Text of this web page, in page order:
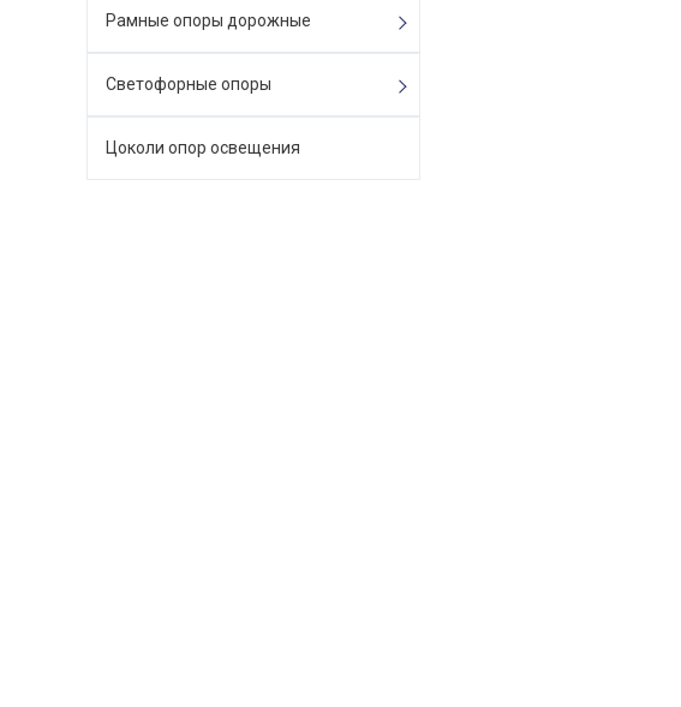
Рамные опоры дорожные
Светофорные опоры
Цоколи опор освещения